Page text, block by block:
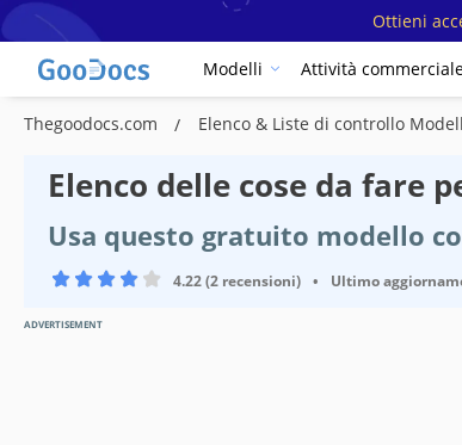
Ottieni
Modelli Attività
Thegoodocs.com Elenco & Liste di controllo
Elenco delle cose da fare
Usa questo gratuito modello
4.22 (2 recensioni) • Ultimo
ADVERTISEMENT